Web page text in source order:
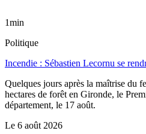
1min
Politique
Incendie : Sébastien Lecornu se
Quelques jours après la maîtrise du
hectares de forêt en Gironde, le
département, le 17 août.
Le 6 août 2026